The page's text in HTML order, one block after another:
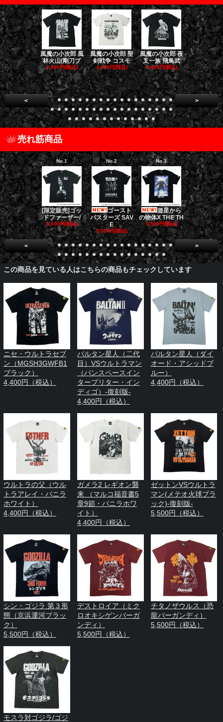
風魔の小次郎 風
林火山(剛刀ブ
4,400円(税込)
風魔の小次郎 聖
剣戦争 コスモ
4,400円(税込)
風魔の小次郎 夜
叉一族 飛鳥武
4,400円(税込)
風魔の小次
魔一族 竜
4,400円(税
< >
売れ筋商品
No.1
[限定販売]ゴッ
ドファーザー/
5,500円(税込)
No.2
ゴースト
バスターズ SAV
E
5,500円(税込)
No.3
遊星から
の物体X THE TH
5,500円(税込)
No.4
ダークナイ
リロジー/
5,500円(税
< >
この商品を見ている人はこちらの商品もチェックしています
ニセ・ウルトラセブ
ン（MGSH3GWFB1
ブラック）
4,400円（税込）
バルタン星人（二代
目）VSウルトラマン
（パンスペースイン
タープリター・イン
ディゴ）-復刻版-
4,400円（税込）
バルタン星人（ダイ
オード・アシッドブ
ルー）
4,400円（税込）
ウルトラの父（ウル
トラアレイ・バニラ
ホワイト）
4,400円（税込）
ガメラ2 レギオン襲
来 （マルコ福音書5
章9節・バニラホワ
イト）
4,400円（税込）
ゼットンVSウルトラ
マン(メテオ火球ブラ
ック)-復刻版-
5,500円（税込）
シン・ゴジラ 第３形
態（京浜運河ブラッ
ク）
5,500円（税込）
デストロイア（ミク
ロオキシゲンバーガ
ンディ）
5,500円（税込）
チタノザウルス（恐
龍バーガンディ）
5,500円（税込）
モスラ対ゴジラ/ゴジ